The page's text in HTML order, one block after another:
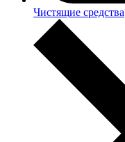
Чистящие средства